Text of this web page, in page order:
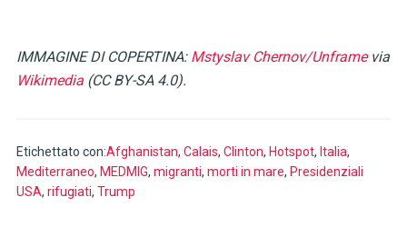
IMMAGINE DI COPERTINA: Mstyslav Chernov/Unframevia
Wikimedia(CC BY-SA 4.0).
Etichettato con:Afghanistan, Calais, Clinton, Hotspot, Italia,
Mediterraneo, MEDMIG, migranti, morti in mare, Presidenziali
USA, rifugiati, Trump